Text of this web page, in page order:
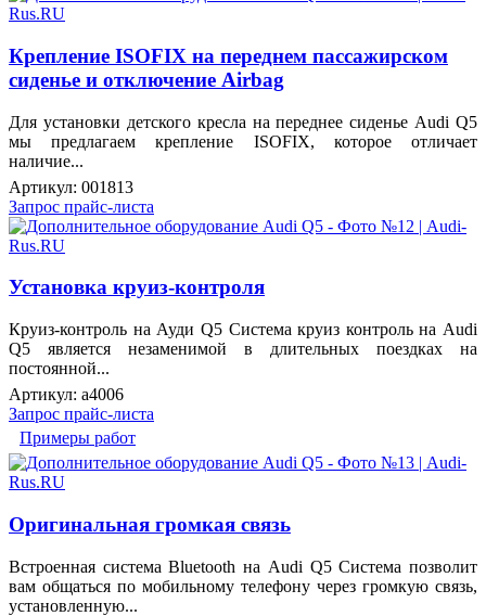
Крепление ISOFIX на переднем пассажирском
сиденье и отключение Airbag
Для установки детского кресла на переднее сиденье Audi Q5
мы предлагаем крепление ISOFIX, которое отличает
наличие...
Артикул: 001813
Запрос прайс-листа
Установка круиз-контроля
Круиз-контроль на Ауди Q5 Система круиз контроль на Audi
Q5 является незаменимой в длительных поездках на
постоянной...
Артикул: a4006
Запрос прайс-листа
Примеры работ
Оригинальная громкая связь
Встроенная система Bluetooth на Audi Q5 Система позволит
вам общаться по мобильному телефону через громкую связь,
установленную...